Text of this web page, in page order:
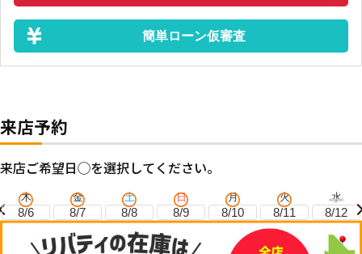
簡単ローン仮審査
来店予約
来店ご希望日◯を選択してください。
木
8/6
金
8/7
土
8/8
日
8/9
月
8/10
火
8/11
水
8/12